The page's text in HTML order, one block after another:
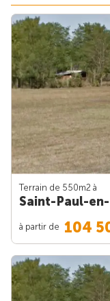
Terrain de 550m2 à
Saint-Paul-
à partir de 104